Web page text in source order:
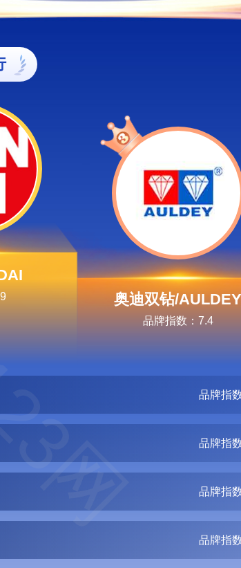
奥迪双钻/
品牌指数：7.4
品牌指
品牌指
品牌指
品牌指
网